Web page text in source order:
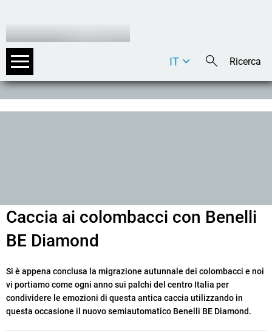
DE
IT
Caccia ai colombacci con Benelli
BE Diamond
Si è appena conclusa la migrazione autunnale dei colombacci e noi
vi portiamo come ogni anno sui palchi del centro Italia per
condividere le emozioni di questa antica caccia utilizzando in
questa occasione il nuovo semiautomatico Benelli BE Diamond.